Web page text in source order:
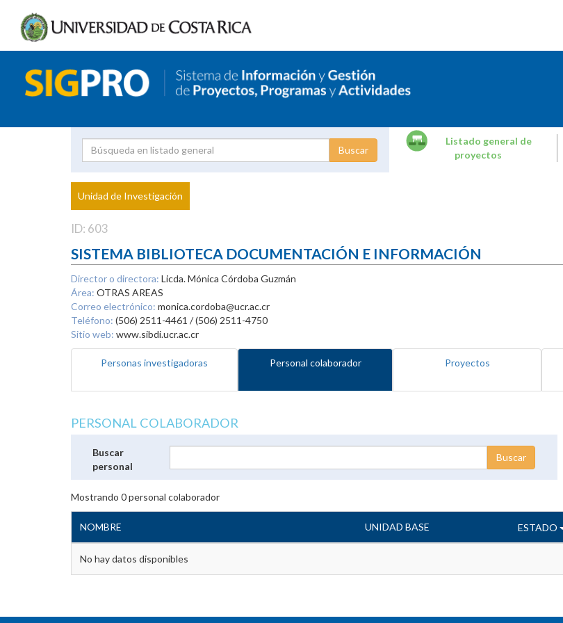
Proyecto
Investigador
Listado general de
proyectos
Unidad de Investigación
ID: 603
SISTEMA BIBLIOTECA DOCUMENTACIÓN E INFORMACIÓN
Director o directora: Licda. Mónica Córdoba Guzmán
Área: OTRAS AREAS
Correo electrónico: monica.cordoba@ucr.ac.cr
Teléfono: (506) 2511-4461 / (506) 2511-4750
Sitio web: www.sibdi.ucr.ac.cr
Personas investigadoras Personal colaborador Proyectos
PERSONAL COLABORADOR
Buscar
personal
Mostrando 0personal colaborador
NOMBRE UNIDAD BASE ESTADO
No hay datos disponibles